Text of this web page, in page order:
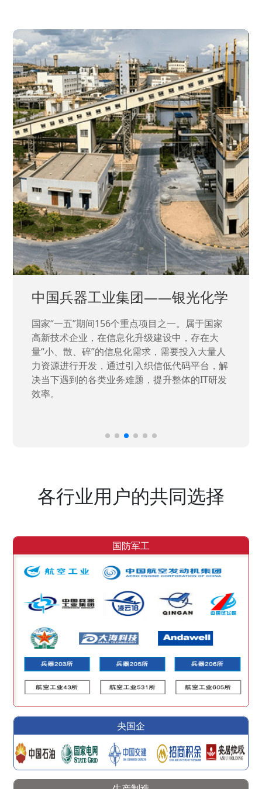
中国兵器工业集团——银光化学
国家“一五”期间156个重点项目之一。属于国家
高新技术企业，在信息化升级建设中，存在大
量“小、散、碎”的信息化需求，需要投入大量人
力资源进行开发，通过引入织信低代码平台，解
决当下遇到的各类业务难题，提升整体的IT研发
效率。
各行业用户的共同选择
国防军工
央国企